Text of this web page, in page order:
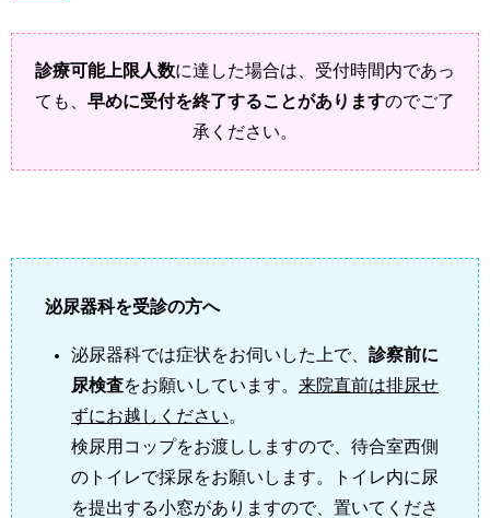
診療可能上限人数に達した場合は、受付時間内であっ
ても、 早めに受付を終了することがありますのでご了
承ください。
泌尿器科を受診の方へ
泌尿器科では症状をお伺いした上で、 診察前に
尿検査をお願いしています。 来院直前は排尿せ
ずにお越しください。
検尿用コップをお渡ししますので、待合室西側
のトイレで採尿をお願いします。トイレ内に尿
を提出する小窓がありますので、置いてくださ